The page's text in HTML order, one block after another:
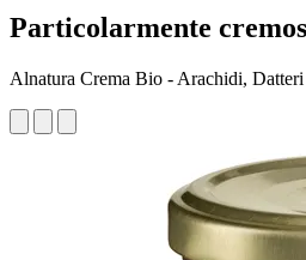
Particolarmente
Alnatura Crema Bio - Arachidi, Datteri